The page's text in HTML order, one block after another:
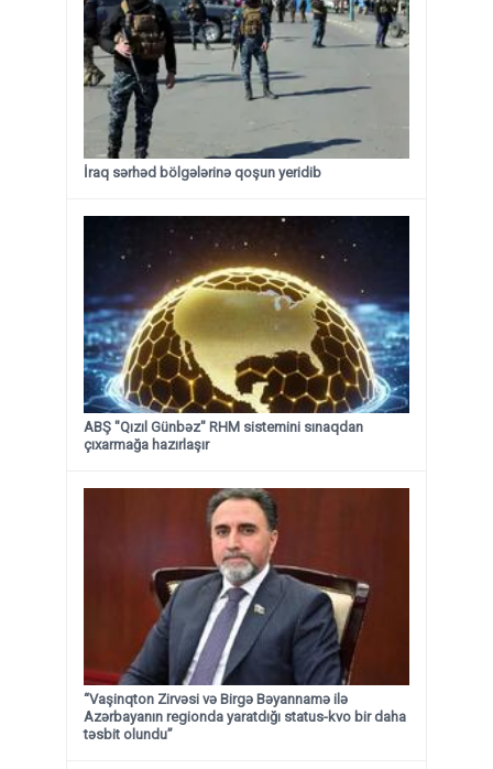
İraq sərhəd bölgələrinə qoşun yeridib
ABŞ "Qızıl Günbəz" RHM sistemini sınaqdan
çıxarmağa hazırlaşır
“Vaşinqton Zirvəsi və Birgə Bəyannamə ilə
Azərbayanın regionda yaratdığı status-kvo bir daha
təsbit olundu”